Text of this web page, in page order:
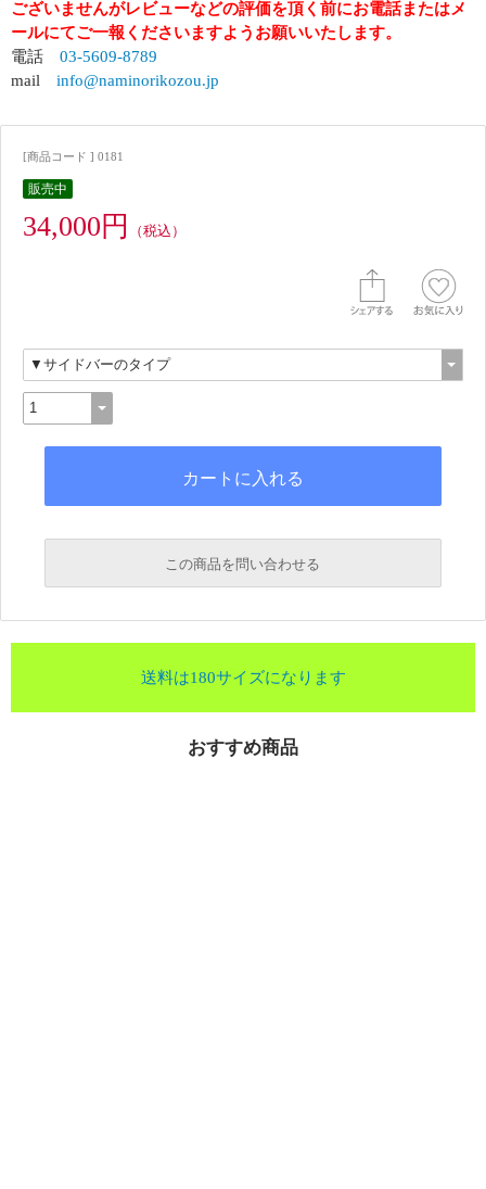
ございませんがレビューなどの評価を頂く前にお電話またはメ
ールにてご一報くださいますようお願いいたします。
電話 03-5609-8789
mail info@naminorikozou.jp
[商品コード ] 0181
販売中
34,000円 （税込）
この商品を問い合わせる
送料は180サイズになります
おすすめ商品